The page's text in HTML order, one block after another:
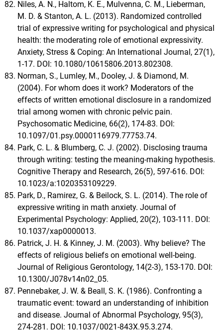
Niles, A. N., Haltom, K. E., Mulvenna, C. M., Lieberman,
M. D. & Stanton, A. L. (2013). Randomized controlled
trial of expressive writing for psychological and physical
health: the moderating role of emotional expressivity.
Anxiety, Stress & Coping: An International Journal, 27(1),
1-17. DOI: 10.1080/10615806.2013.802308.
Norman, S., Lumley, M., Dooley, J. & Diamond, M.
(2004). For whom does it work? Moderators of the
effects of written emotional disclosure in a randomized
trial among women with chronic pelvic pain.
Psychosomatic Medicine, 66(2), 174-83. DOI:
10.1097/01.psy.0000116979.77753.74.
Park, C. L. & Blumberg, C. J. (2002). Disclosing trauma
through writing: testing the meaning-making hypothesis.
Cognitive Therapy and Research, 26(5), 597-616. DOI:
10.1023/a:1020353109229.
Park, D., Ramirez, G. & Beilock, S. L. (2014). The role of
expressive writing in math anxiety. Journal of
Experimental Psychology: Applied, 20(2), 103-111. DOI:
10.1037/xap0000013.
Patrick, J. H. & Kinney, J. M. (2003). Why believe? The
effects of religious beliefs on emotional well-being.
Journal of Religious Gerontology, 14(2-3), 153-170. DOI:
10.1300/J078v14n02_05.
Pennebaker, J. W. & Beall, S. K. (1986). Confronting a
traumatic event: toward an understanding of inhibition
and disease. Journal of Abnormal Psychology, 95(3),
274-281. DOI: 10.1037/0021-843X.95.3.274.